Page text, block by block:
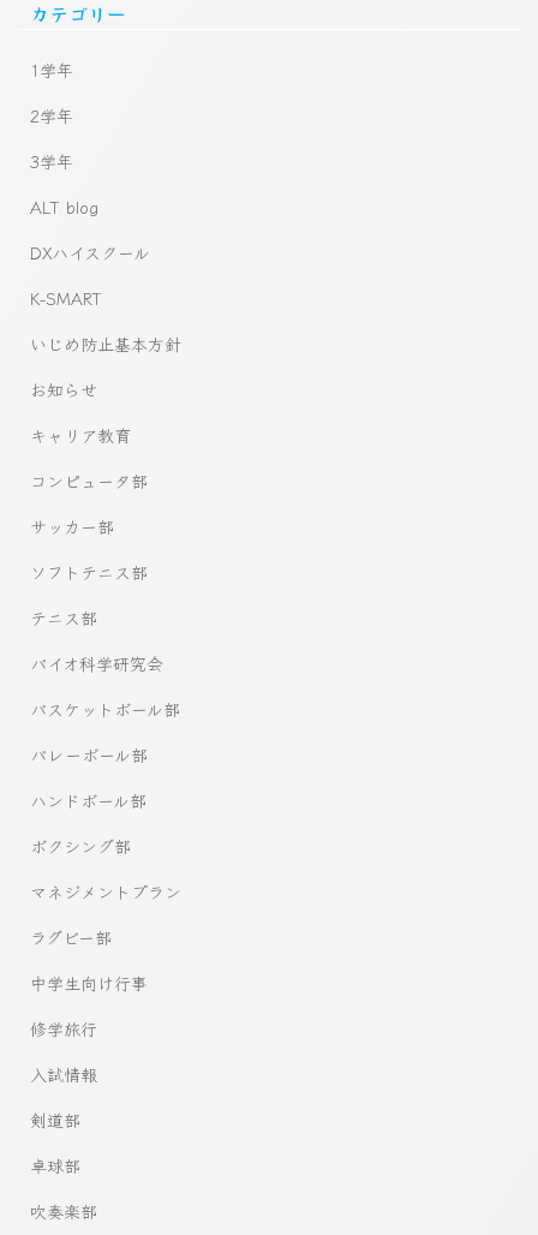
カテゴリー
1学年
2学年
3学年
ALT blog
DXハイスクール
K-SMART
いじめ防止基本方針
お知らせ
キャリア教育
コンピュータ部
サッカー部
ソフトテニス部
テニス部
バイオ科学研究会
バスケットボール部
バレーボール部
ハンドボール部
ボクシング部
マネジメントプラン
ラグビー部
中学生向け行事
修学旅行
入試情報
剣道部
卓球部
吹奏楽部